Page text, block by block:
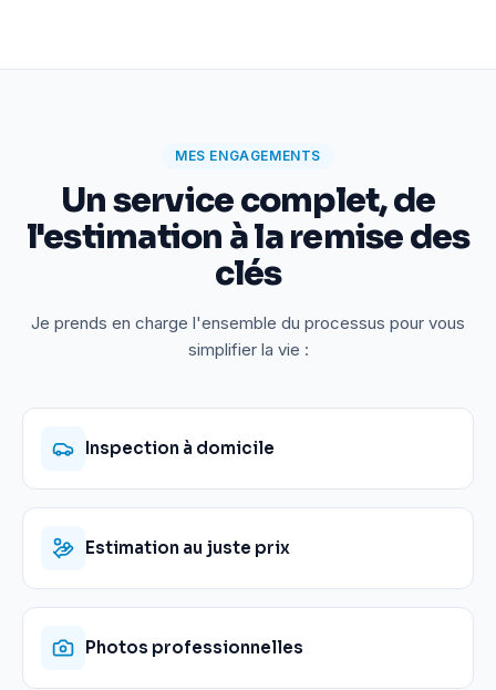
MES ENGAGEMENTS
Un service complet, de
l'estimation à la remise des
clés
Je prends en charge l'ensemble du processus pour vous
simplifier la vie :
Inspection à domicile
Estimation au juste prix
Photos professionnelles